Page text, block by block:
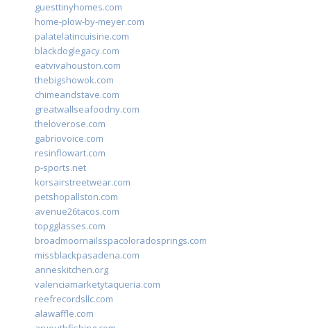
guesttinyhomes.com
home-plow-by-meyer.com
palatelatincuisine.com
blackdoglegacy.com
eatvivahouston.com
thebigshowok.com
chimeandstave.com
greatwallseafoodny.com
theloverose.com
gabriovoice.com
resinflowart.com
p-sports.net
korsairstreetwear.com
petshopallston.com
avenue26tacos.com
topgglasses.com
broadmoornailsspacoloradosprings.com
missblackpasadena.com
anneskitchen.org
valenciamarketytaqueria.com
reefrecordsllc.com
alawaffle.com